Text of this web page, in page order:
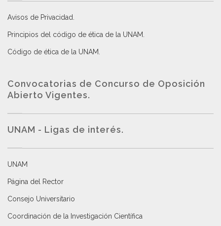
Avisos de Privacidad
Principios del código de ética de la UNAM
Código de ética de la UNAM
Convocatorias de Concurso de Oposición
Abierto Vigentes.
UNAM - Ligas de interés.
UNAM
Página del Rector
Consejo Universitario
Coordinación de la Investigación Científica